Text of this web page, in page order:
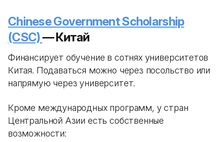
Chinese Government Scholarship
(CSC)— Китай
Финансирует обучение в сотнях университетов
Китая. Подаваться можно через посольство или
напрямую через университет.
Кроме международных программ, у стран
Центральной Азии есть собственные
возможности: